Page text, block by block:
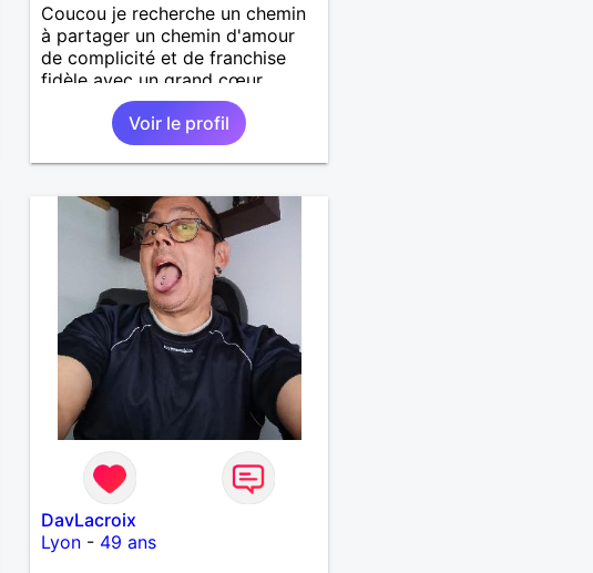
Coucou je recherche un chemin
à partager un chemin d'amour
de complicité et de franchise
fidèle avec un grand cœur
beaucoup de tendresse et de
douceur à donner. PS je n'habite
pas à Marseille j'habite dans le
département de la Nièvre 58
Marseille
Voir le profil
DavLacroix
Lyon - 49 ans